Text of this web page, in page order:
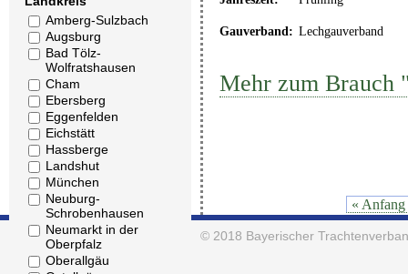
Amberg-Sulzbach
Augsburg
Bad Tölz-
Wolfratshausen
Cham
Ebersberg
Eggenfelden
Eichstätt
Hassberge
Landshut
München
Neuburg-
Schrobenhausen
Neumarkt in der
Oberpfalz
Oberallgäu
Gauverband: Lechgauverband
Mehr zum Brauch
« Anfang
© 2018 Bayerischer